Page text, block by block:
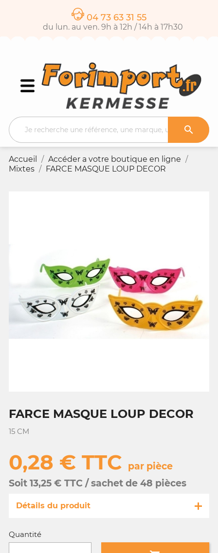
04 73 63 31 55
du lun. au ven. 9h à 12h / 14h à 17h30

Accueil
Accéder a votre boutique en ligne
Mixtes
FARCE MASQUE LOUP DECOR
FARCE MASQUE LOUP DECOR
15 CM
0,28 € TTC par pièce
Soit 13,25 € TTC / sachet de 48 pièces
Détails du produit
Référence
Quantité